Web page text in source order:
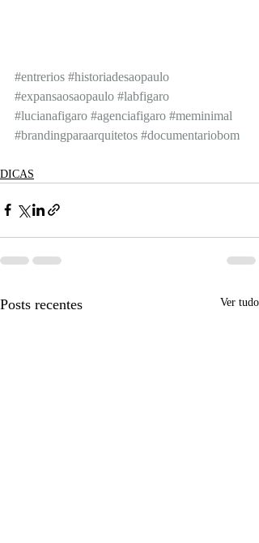
#entrerios #historiadesaopaulo
#expansaosaopaulo #labfigaro
#lucianafigaro #agenciafigaro #meminimal
#brandingparaarquitetos #documentariobom
DICAS
Posts recentes Ver tudo